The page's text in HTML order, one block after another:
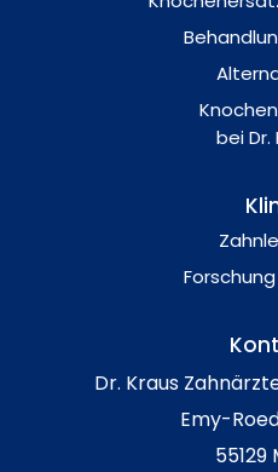
bei Dr.
Dr. Kraus
Emy-
55129